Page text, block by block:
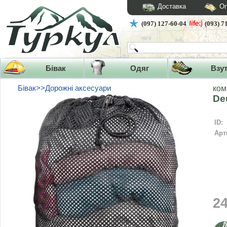
Доставка
(097) 127-60-04 (093)
Бівак Одяг
Бівак>>Дорожні аксесуари
ID: